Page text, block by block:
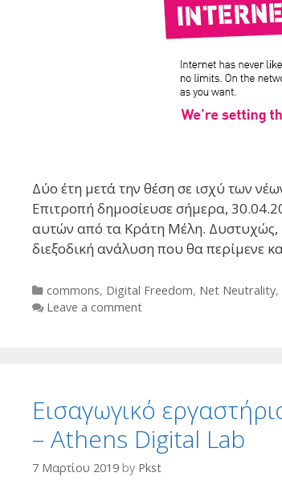
Δύο έτη μετά την θέση σε ισχύ των
Επιτροπή δημοσίευσε σήμερα,
αυτών από τα Κράτη Μέλη. Δυστυχώς,
διεξοδική ανάλυση που θα περίμενε
Categories
commons, Digital Freedom, Net Neutrality,
Leave a comment
Εισαγωγικό
– Athens Digital Lab
7 Μαρτίου 2019 by Pkst